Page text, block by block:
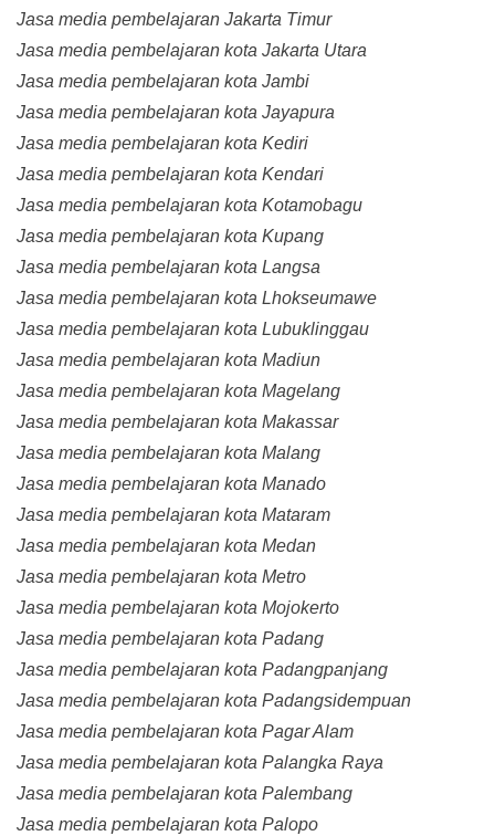
Jasa media pembelajaran Jakarta Timur
Jasa media pembelajaran kota Jakarta Utara
Jasa media pembelajaran kota Jambi
Jasa media pembelajaran kota Jayapura
Jasa media pembelajaran kota Kediri
Jasa media pembelajaran kota Kendari
Jasa media pembelajaran kota Kotamobagu
Jasa media pembelajaran kota Kupang
Jasa media pembelajaran kota Langsa
Jasa media pembelajaran kota Lhokseumawe
Jasa media pembelajaran kota Lubuklinggau
Jasa media pembelajaran kota Madiun
Jasa media pembelajaran kota Magelang
Jasa media pembelajaran kota Makassar
Jasa media pembelajaran kota Malang
Jasa media pembelajaran kota Manado
Jasa media pembelajaran kota Mataram
Jasa media pembelajaran kota Medan
Jasa media pembelajaran kota Metro
Jasa media pembelajaran kota Mojokerto
Jasa media pembelajaran kota Padang
Jasa media pembelajaran kota Padangpanjang
Jasa media pembelajaran kota Padangsidempuan
Jasa media pembelajaran kota Pagar Alam
Jasa media pembelajaran kota Palangka Raya
Jasa media pembelajaran kota Palembang
Jasa media pembelajaran kota Palopo